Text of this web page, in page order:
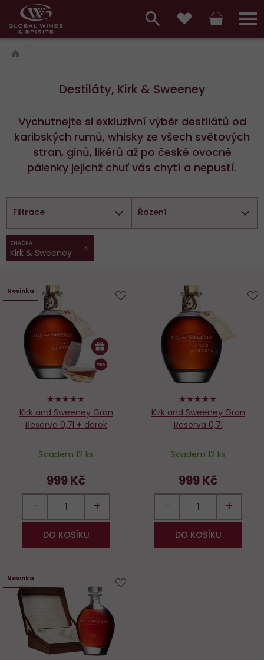
Hlavní
menu,
košík,
vyhledávání,
Destiláty, Kirk & Sweeney
Vychutnejte si exkluzivní výběr destilátů od
karibských rumů, whisky ze všech světových
stran, ginů, likérů až po české ovocné
pálenky jejichž chuť vás chytí a nepustí.
Filtrace
Vybrané
filtry:
ZNAČKA
Kirk & Sweeney
Řazení
Novinka
100%
Kirk and Sweeney Gran
Reserva 0,7l + dárek
Skladem 12 ks
999 Kč
− +
DO KOŠÍKU
oblíbených
100%
Kirk and Sweeney Gran
Reserva 0,7l
Skladem 12 ks
999 Kč
− +
DO KOŠÍKU
Novinka